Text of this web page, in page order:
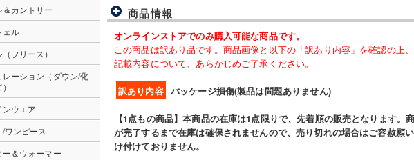
商品情報
オンラインストアでのみ購入可能な商品です。
この商品は訳あり品です。商品画像と以下の「訳あり内容」を確認の上
記載内容について、あらかじめご了承ください。
訳あり内容 パッケージ損傷(製品は問題ありません)
【1点もの商品】本商品の在庫は1点限りで、先着順の販売となります。
が完了するまで在庫は確保されませんので、売り切れの場合はご容赦願
け付けておりません。
＆カントリー
ェル
フリース）
レーション（ダウン/化
ウエア
ワンピース
＆ウォーマー